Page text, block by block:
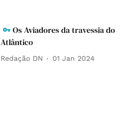
Os Aviadores da travessia do
Atlântico
Redação DN 01 Jan 2024